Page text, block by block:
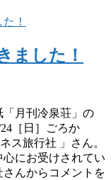
ました！
月刊冷泉荘」の
［日］ごろか
ス旅行社 」さん。
にお受けされてい
んからコメントを